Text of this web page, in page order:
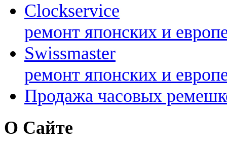
Clockservice
ремонт японских и
Swissmaster
ремонт японских и
Продажа часовых
О Сайте